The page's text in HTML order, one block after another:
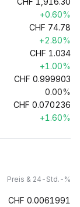
+0.60%
CHF 74.78
+2.80%
CHF 1.034
+1.00%
CHF 0.999903
0.00%
CHF 0.070236
+1.60%
Preis & 24-Std.-%
CHF 0.0061991